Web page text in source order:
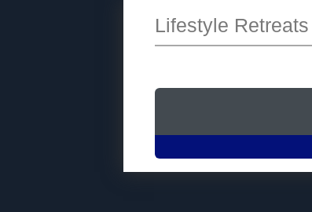
Lifestyle Retreats